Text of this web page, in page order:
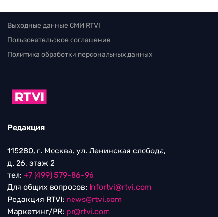
Выходные данные СМИ RTVI
Пользовательское соглашение
Политика обработки персональных данных
Редакция
115280, г. Москва, ул. Ленинская слобода,
д. 26, этаж 2
тел: +7 (499) 579-86-96
Для общих вопросов: Infortvi@rtvi.com
Редакция RTVI: news@rtvi.com
Маркетинг/PR: pr@rtvi.com